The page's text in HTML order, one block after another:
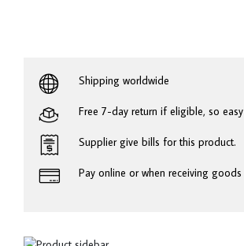
Shipping worldwide
Free 7-day return if eligible, so easy
Supplier give bills for this product.
Pay online or when receiving goods